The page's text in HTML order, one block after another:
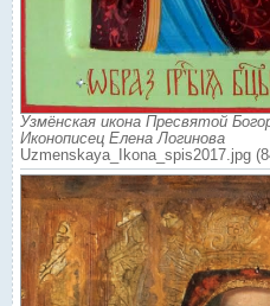
Узмёнская икона Пресвятой
Иконописец Елена Логинова
Uzmenskaya_Ikona_spis2017.jpg